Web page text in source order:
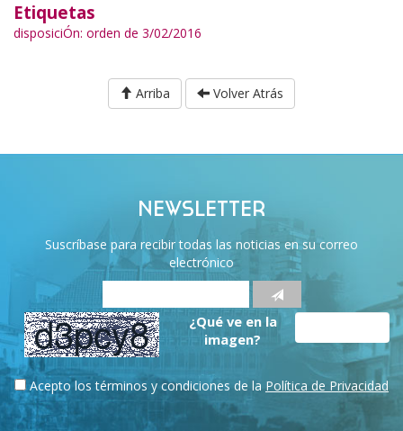
Etiquetas
disposiciÓn: orden de 3/02/2016
Arriba Volver Atrás
NEWSLETTER
Suscríbase para recibir todas las noticias en su correo
electrónico
¿Qué ve en la
imagen?
Acepto los términos y condiciones de la Política de Privacidad